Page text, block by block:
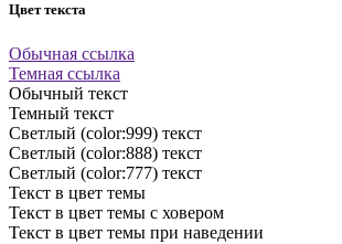
Цвет текста
Обычная ссылка
Темная ссылка
Обычный текст
Темный текст
Светлый (color:999) текст
Светлый (color:888) текст
Светлый (color:777) текст
Текст в цвет темы
Текст в цвет темы с ховером
Текст в цвет темы при наведении